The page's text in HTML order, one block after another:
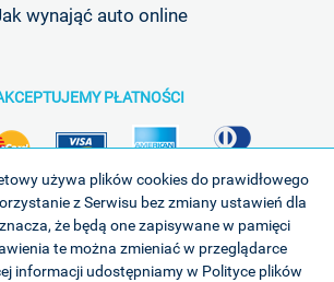
wynająć auto online
PŁATNOŚCI
używa plików cookies do prawidłowego
z Serwisu bez zmiany ustawień dla
że będą one zapisywane w pamięci
te można zmieniać w przeglądarce
informacji udostępniamy w Polityce plików